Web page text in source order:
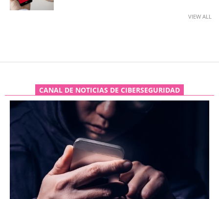
VIEW ALL
CANAL DE NOTICIAS DE CIBERSEGURIDAD